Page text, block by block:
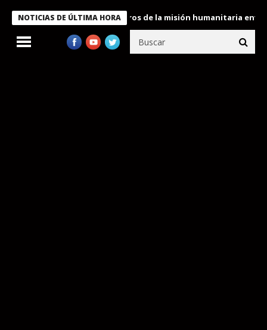
NOTICIAS DE ÚLTIMA HORA
condecora a miembros de la misión humanitaria enviada a